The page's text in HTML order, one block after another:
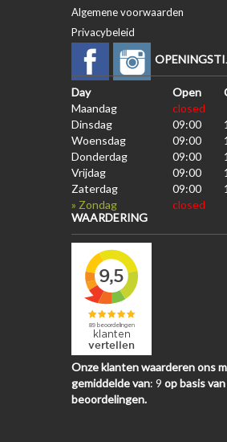
Algemene voorwaarden
Privacybeleid
Day Open
Maandag
closed
Dinsdag
09:00
Woensdag
09:00
Donderdag
09:00
Vrijdag
09:00
Zaterdag
09:00
» Zondag
closed
WAARDERING
Onze klanten waarderen ons
gemiddelde van: 9 op basis van
beoordelingen.